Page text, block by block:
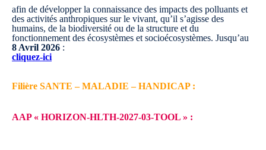
afin de développer la connaissance des impacts des polluants et
des activités anthropiques sur le vivant, qu’il s’agisse des
humains, de la biodiversité ou de la structure et du
fonctionnement des écosystèmes et socioécosystèmes. Jusqu’au
8 Avril 2026 :
cliquez-ici
Filière SANTE – MALADIE – HANDICAP :
AAP « HORIZON-HLTH-2027-03-TOOL » :